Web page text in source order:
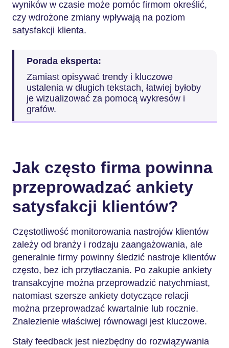
wyników w czasie może pomóc firmom określić,
czy wdrożone zmiany wpływają na poziom
satysfakcji klienta.
Porada eksperta:
Zamiast opisywać trendy i kluczowe
ustalenia w długich tekstach, łatwiej byłoby
je wizualizować za pomocą wykresów i
grafów.
Jak często firma powinna
przeprowadzać ankiety
satysfakcji klientów?
Częstotliwość monitorowania nastrojów klientów
zależy od branży i rodzaju zaangażowania, ale
generalnie firmy powinny śledzić nastroje klientów
często, bez ich przytłaczania. Po zakupie ankiety
transakcyjne można przeprowadzić natychmiast,
natomiast szersze ankiety dotyczące relacji
można przeprowadzać kwartalnie lub rocznie.
Znalezienie właściwej równowagi jest kluczowe.
Stały feedback jest niezbędny do rozwiązywania